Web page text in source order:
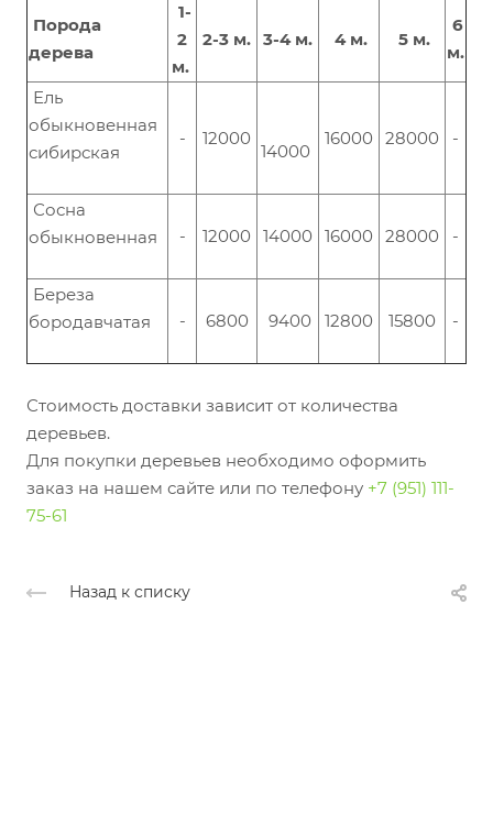
Порода
дерева
1-
2
м.
2-3 м. 3-4 м. 4 м. 5 м.
6
м.
Ель
обыкновенная
сибирская
- 12000
14000
16000 28000 -
Сосна
обыкновенная
- 12000 14000 16000 28000 -
Береза
бородавчатая
- 6800 9400 12800 15800 -
Стоимость доставки зависит от количества
деревьев.
Для покупки деревьев необходимо оформить
заказ на нашем сайте или по телефону +7 (951) 111-
75-61
Назад к списку